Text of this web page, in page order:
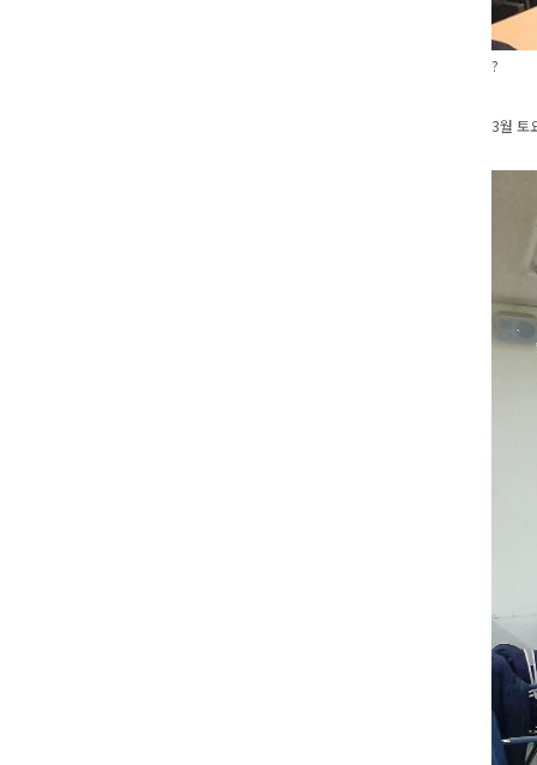
?
3월 토